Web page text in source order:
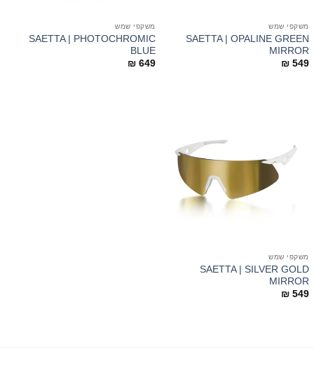
משקפי שמש
SAETTA | OPALINE GREEN
MIRROR
₪ 549
משקפי שמש
SAETTA | PHOTOCHROMIC
BLUE
₪ 649
משקפי שמש
SAETTA | SILVER GOLD
MIRROR
₪ 549